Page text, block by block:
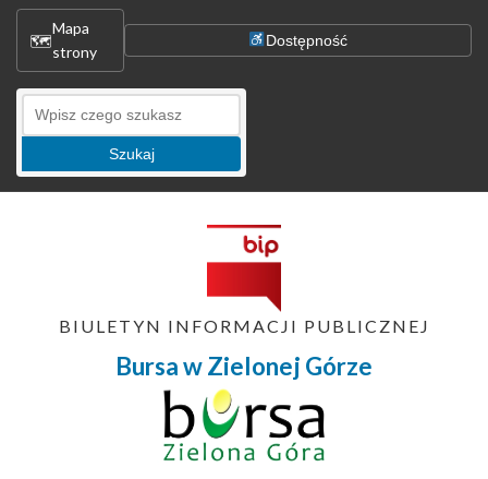
🗺
Mapa
strony
Dostępność
Szukaj
BIULETYN INFORMACJI PUBLICZNEJ
Bursa w Zielonej Górze